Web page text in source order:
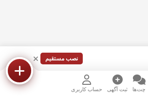
نصب مستقیم
چت‌ها ثبت آگهی حساب کاربری